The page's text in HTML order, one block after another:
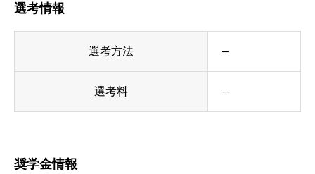
選考情報
選考方法 –
選考料 –
奨学金情報